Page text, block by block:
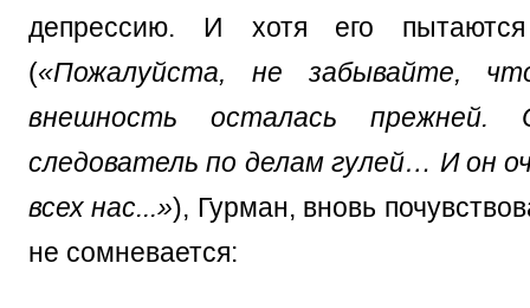
депрессию. И хотя его пытаются
(«Пожалуйста, не забывайте,
внешность осталась
следователь по делам гулей… И он
всех нас...»), Гурман, вновь
не сомневается: